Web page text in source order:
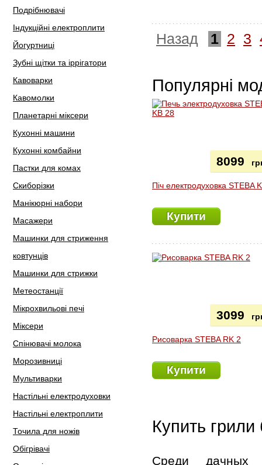
Подрібнювачі
Індукційні електроплити
Йогуртниці
Зубні щітки та іррігатори
Кавоварки
Кавомолки
Планетарні міксери
Кухонні машини
Кухонні комбайни
Пастки для комах
Скиборізки
Манікюрні набори
Масажери
Машинки для стриження
ковтунців
Машинки для стрижки
Метеостанції
Мікрохвильові печі
Міксери
Спінювачі молока
Морозивниці
Мультиварки
Настільні електродуховки
Настільні електроплити
Точила для ножів
Обігрівачі
Назад 1 2 3
Популярні
Піч електродуховка STEBA
8099
Купити
Рисоварка STEBA RK 2
3099
Купити
Купить
Среди дачных